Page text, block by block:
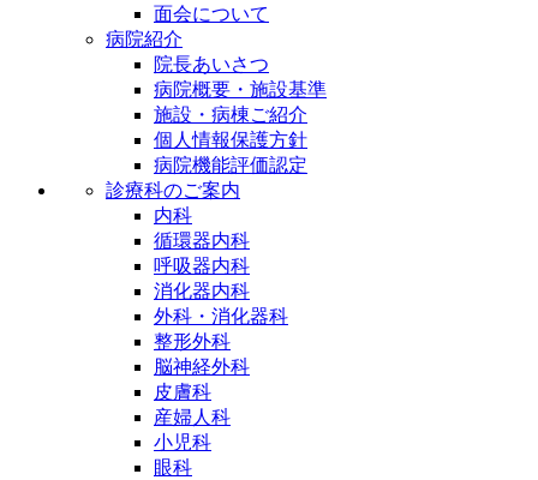
面会について
病院紹介
院長あいさつ
病院概要・施設基準
施設・病棟ご紹介
個人情報保護方針
病院機能評価認定
診療科のご案内
内科
循環器内科
呼吸器内科
消化器内科
外科・消化器科
整形外科
脳神経外科
皮膚科
産婦人科
小児科
眼科